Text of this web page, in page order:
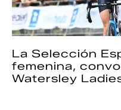
La Selección
femenina,
Watersley